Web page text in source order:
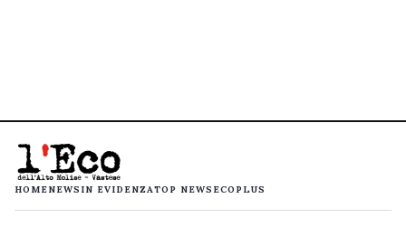
HOMENEWS IN EVIDENZATOP NEWS ECOPLUS